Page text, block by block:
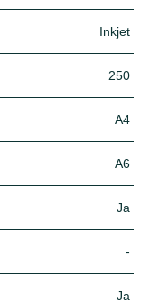
Inkjet
250
A4
A6
Ja
-
Ja